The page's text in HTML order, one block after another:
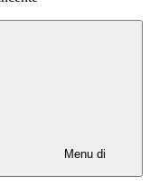
Menu di